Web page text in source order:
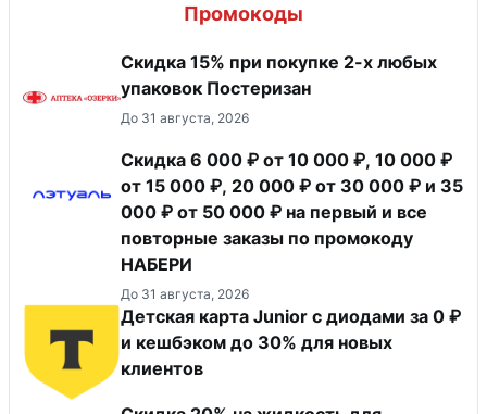
Промокоды
Скидка 15% при покупке 2-х любых
упаковок Постеризан
До 31 августа, 2026
Скидка 6 000 ₽ от 10 000 ₽, 10 000 ₽
от 15 000 ₽, 20 000 ₽ от 30 000 ₽ и 35
000 ₽ от 50 000 ₽ на первый и все
повторные заказы по промокоду
НАБЕРИ
До 31 августа, 2026
Детская карта Junior с диодами за 0 ₽
и кешбэком до 30% для новых
клиентов